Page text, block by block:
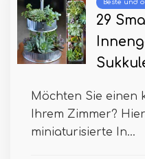
Beste und
29
Möchten Sie einen
Ihrem Zimmer?
miniaturisierte In...